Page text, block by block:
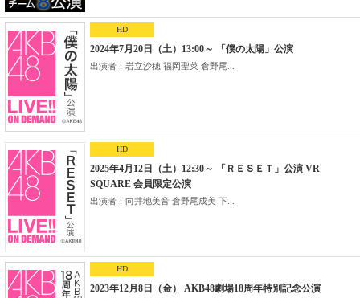
HD
2024年7月20日（土）13:00～ 「僕の太陽」公演
出演者：岩立沙穂 福岡聖菜 倉野尾...
HD
2025年4月12日（土）12:30～ 「ＲＥＳＥＴ」公演 VR
SQUARE 会員限定公演
出演者：向井地美音 倉野尾成美 下...
HD
2023年12月8日（金） AKB48劇場18周年特別記念公演